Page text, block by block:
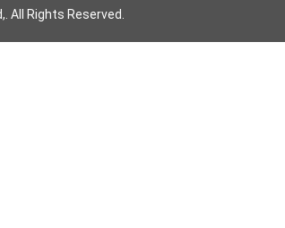
All Rights Reserved.